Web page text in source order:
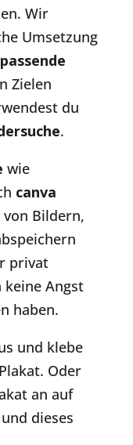
Wir
Umsetzung
Zielen
du
.
wie
canva
von Bildern,
privat
keine Angst
haben.
und klebe
Oder
an auf
dieses